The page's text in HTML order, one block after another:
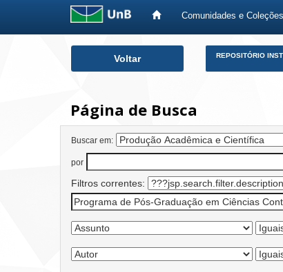
Comunidades e Coleções
Voltar REPOSITÓRIO
Página de Busca
Buscar em:
por
Filtros correntes: